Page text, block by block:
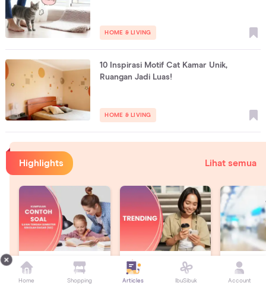
HOME & LIVING
10 Inspirasi Motif Cat Kamar Unik,
Ruangan Jadi Luas!
HOME & LIVING
Highlights Lihat semua
Contoh Soal Asesmen
Sumatif Tengah
Semester SD
Berita Trending
Minggu Ini
Artikel
Langsung
Home Shopping Articles IbuSibuk Account